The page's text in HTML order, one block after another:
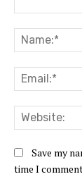
Save my
time I